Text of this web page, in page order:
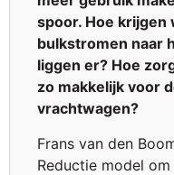
spoor. Hoe krijgen
bulkstromen naar
liggen er? Hoe
zo makkelijk voor
vrachtwagen?
Frans van den
Reductie model